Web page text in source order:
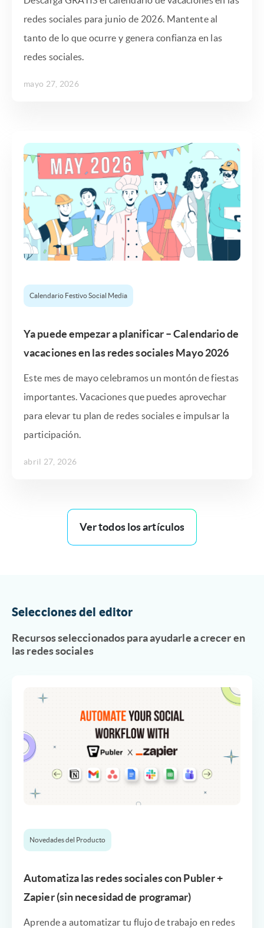
redes sociales para junio de 2026. Mantente al
tanto de lo que ocurre y genera confianza en las
redes sociales.
mayo 27, 2026
Calendario Festivo Social Media
Ya puede empezar a planificar – Calendario de
vacaciones en las redes sociales Mayo 2026
Este mes de mayo celebramos un montón de fiestas
importantes. Vacaciones que puedes aprovechar
para elevar tu plan de redes sociales e impulsar la
participación.
abril 27, 2026
Ver todos los artículos
Selecciones del editor
Recursos seleccionados para ayudarle a crecer en
las redes sociales
Novedades del Producto
Automatiza las redes sociales con Publer +
Zapier (sin necesidad de programar)
Aprende a automatizar tu flujo de trabajo en redes